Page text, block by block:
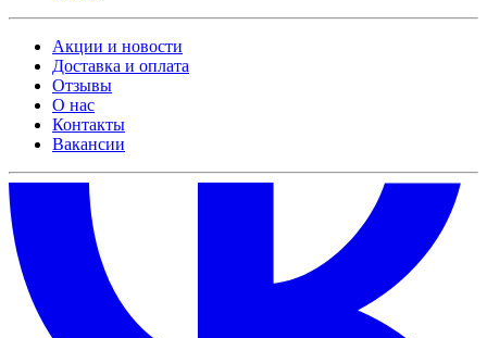
Акции и новости
Доставка и оплата
Отзывы
О нас
Контакты
Вакансии